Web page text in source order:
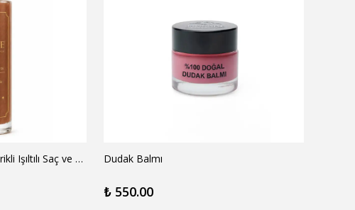
Bronz Glow - Vitamin İçerikli Işıltılı Saç ve Vücut Yağı Dudak Balmı
₺ 550.00